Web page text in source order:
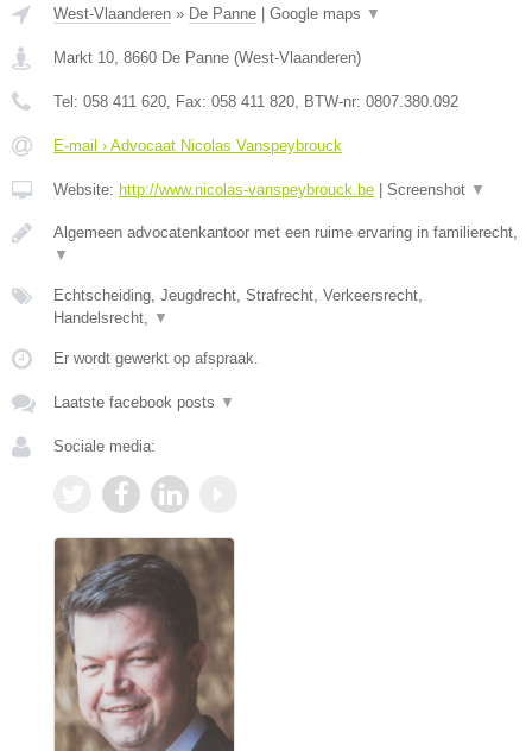
West-Vlaanderen » De Panne Google maps ▼
Markt 10 8660 De Panne (West-Vlaanderen)
Tel: 058 411 620 , Fax: 058 411 820 , BTW-nr: 0807.380.092
E-mail › Advocaat Nicolas Vanspeybrouck
Website: http://www.nicolas-vanspeybrouck.be Screenshot ▼
Algemeen advocatenkantoor met een ruime ervaring in familierecht,
▼
Echtscheiding, Jeugdrecht, Strafrecht, Verkeersrecht,
Handelsrecht,
▼
Er wordt gewerkt op afspraak.
Laatste facebook posts ▼
Sociale media: